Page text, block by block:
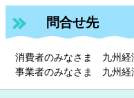
問合せ先
消費者のみなさま 九州経
事業者のみなさま 九州